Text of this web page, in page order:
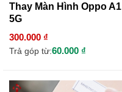
Thay Màn Hình Oppo A1
5G
300.000 ₫
Trả góp từ:60.000 ₫